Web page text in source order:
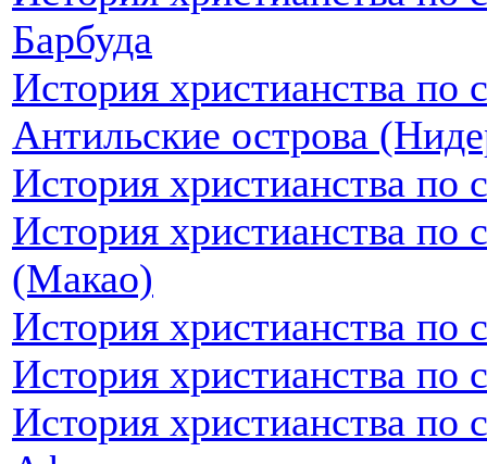
Барбуда
История христианства по
Антильские острова
История христианства по
История христианства
(Макао)
История христианства
История христианства по
История христианства по